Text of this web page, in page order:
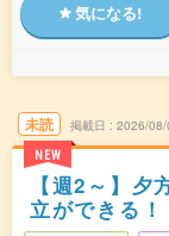
気になる!
未読
NEW
掲載日 2026/08/
【週2～】
立ができる